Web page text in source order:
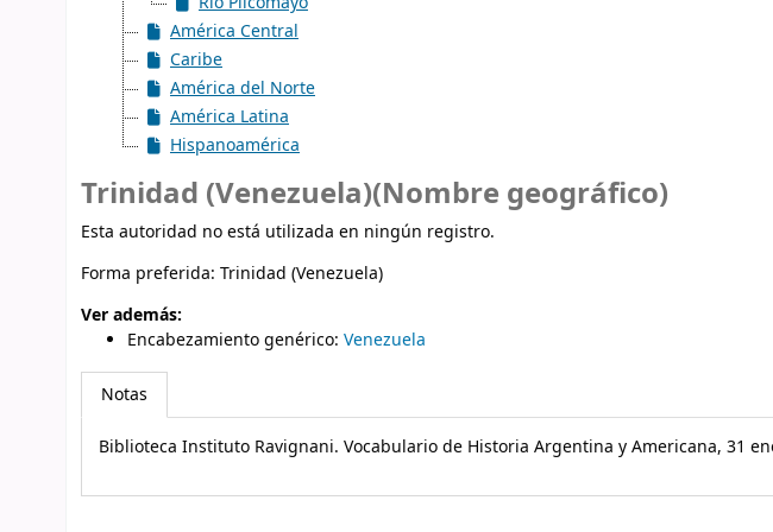
América Central
Caribe
América del Norte
América Latina
Hispanoamérica
Trinidad (Venezuela)(Nombre geográfico)
Esta autoridad no está utilizada en ningún registro.
Forma preferida: Trinidad (Venezuela)
Ver además:
Encabezamiento genérico: Venezuela
Notas
Biblioteca Instituto Ravignani. Vocabulario de Historia Argentina y Americana, 31